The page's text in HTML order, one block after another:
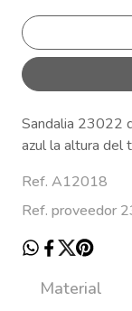
Sandalia 23022
azul la altura del
Ref. A12018
Ref. proveedor
Material